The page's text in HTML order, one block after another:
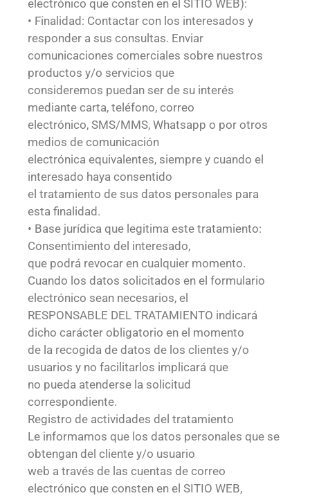
electrónico que consten en el SITIO WEB):
• Finalidad: Contactar con los interesados y
responder a sus consultas. Enviar
comunicaciones comerciales sobre nuestros
productos y/o servicios que
consideremos puedan ser de su interés
mediante carta, teléfono, correo
electrónico, SMS/MMS, Whatsapp o por otros
medios de comunicación
electrónica equivalentes, siempre y cuando el
interesado haya consentido
el tratamiento de sus datos personales para
esta finalidad.
• Base jurídica que legitima este tratamiento:
Consentimiento del interesado,
que podrá revocar en cualquier momento.
Cuando los datos solicitados en el formulario
electrónico sean necesarios, el
RESPONSABLE DEL TRATAMIENTO indicará
dicho carácter obligatorio en el momento
de la recogida de datos de los clientes y/o
usuarios y no facilitarlos implicará que
no pueda atenderse la solicitud
correspondiente.
Registro de actividades del tratamiento
Le informamos que los datos personales que se
obtengan del cliente y/o usuario
web a través de las cuentas de correo
electrónico que consten en el SITIO WEB,